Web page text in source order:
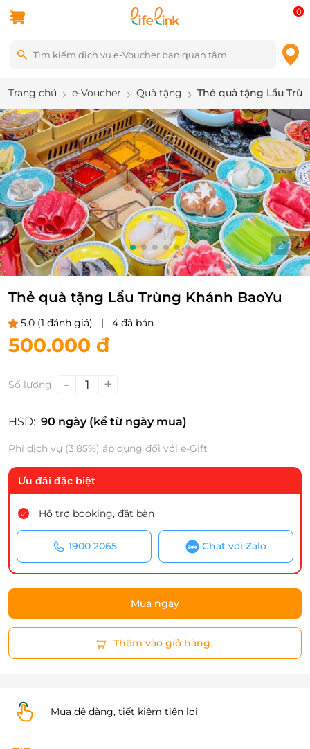
0
Trang chủ e-Voucher Quà tặng Thẻ quà tặng Lẩu
2/7
Thẻ quà tặng Lẩu Trùng Khánh BaoYu
5.0 (1 đánh giá) | 4 đã bán
500.000 đ
Số lượng - 1 +
HSD: 90 ngày (kể từ ngày mua)
Phí dịch vụ (3.85%) áp dụng đối với e-Gift
Ưu đãi đặc biệt
Hỗ trợ booking, đặt bàn
1900 2065 Chat với Zalo
Mua ngay
Thêm vào giỏ hàng
Mua dễ dàng, tiết kiệm tiện lợi